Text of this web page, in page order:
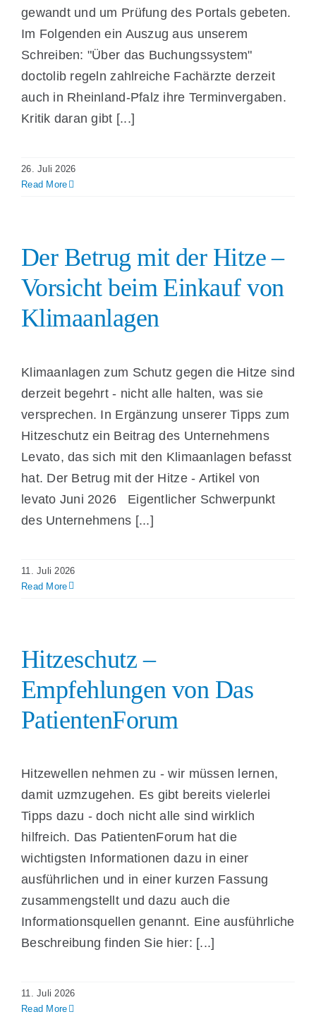
gewandt und um Prüfung des Portals gebeten.
Im Folgenden ein Auszug aus unserem
Schreiben: "Über das Buchungssystem"
doctolib regeln zahlreiche Fachärzte derzeit
auch in Rheinland-Pfalz ihre Terminvergaben.
Kritik daran gibt [...]
26. Juli 2026
Read More
Der Betrug mit der Hitze –
Vorsicht beim Einkauf von
Klimaanlagen
Klimaanlagen zum Schutz gegen die Hitze sind
derzeit begehrt - nicht alle halten, was sie
versprechen. In Ergänzung unserer Tipps zum
Hitzeschutz ein Beitrag des Unternehmens
Levato, das sich mit den Klimaanlagen befasst
hat. Der Betrug mit der Hitze - Artikel von
levato Juni 2026 Eigentlicher Schwerpunkt
des Unternehmens [...]
11. Juli 2026
Read More
Hitzeschutz –
Empfehlungen von Das
PatientenForum
Hitzewellen nehmen zu - wir müssen lernen,
damit uzmzugehen. Es gibt bereits vielerlei
Tipps dazu - doch nicht alle sind wirklich
hilfreich. Das PatientenForum hat die
wichtigsten Informationen dazu in einer
ausführlichen und in einer kurzen Fassung
zusammengstellt und dazu auch die
Informationsquellen genannt. Eine ausführliche
Beschreibung finden Sie hier: [...]
11. Juli 2026
Read More